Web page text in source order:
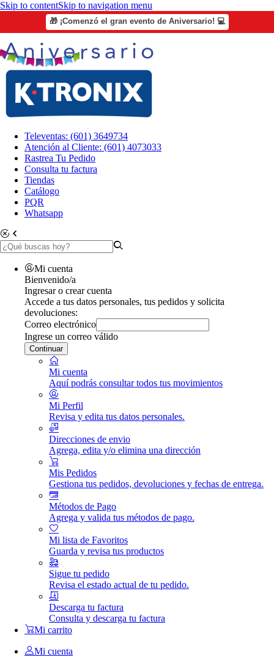
Skip to contentSkip to navigation menu
🎁 ¡Comenzó el gran evento de Aniversario! 💻
Televentas: (601) 3649734
Atención al Cliente: (601) 4073033
Rastrea Tu Pedido
Consulta tu factura
Tiendas
Catálogo
PQR
Whatsapp
Mi cuenta
Bienvenido/a
Ingresar o crear cuenta
Accede a tus datos personales, tus pedidos y solicita
devoluciones:
Correo electrónico
Ingrese un correo válido
Continuar
Mi cuenta
Aquí podrás consultar todos tus movimientos
Mi Perfil
Revisa y edita tus datos personales.
Direcciones de envio
Agrega, edita y/o elimina una dirección
Mis Pedidos
Gestiona tus pedidos, devoluciones y fechas de entrega.
Métodos de Pago
Agrega y valida tus métodos de pago.
Mi lista de Favoritos
Guarda y revisa tus productos
Sigue tu pedido
Revisa el estado actual de tu pedido.
Descarga tu factura
Consulta y descarga tu factura
Mi carrito
Mi cuenta